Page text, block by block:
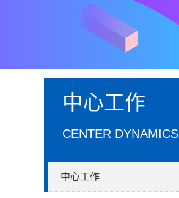
中心工作
CENTER DYNAMICS
中心工作